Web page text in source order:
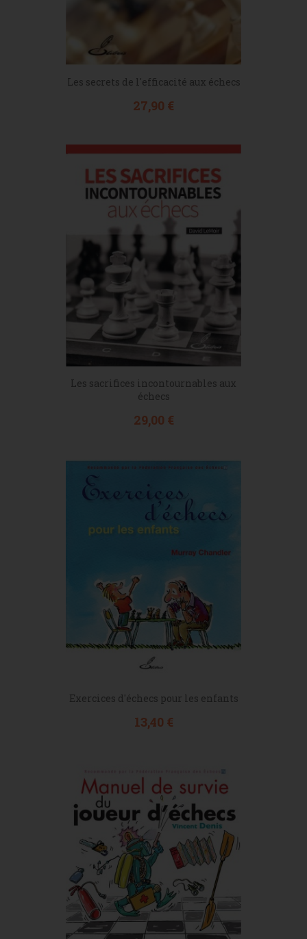
Les secrets de l'efficacité aux échecs
Prix
27,90 €
Les sacrifices incontournables aux
échecs
Prix
29,00 €
Exercices d'échecs pour les enfants
Prix
13,40 €